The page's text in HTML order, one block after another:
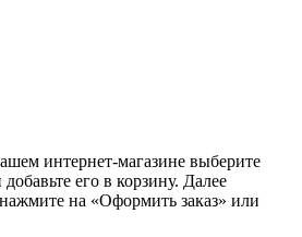
интернет-магазине выберите
его в корзину. Далее
на «Оформить заказ» или